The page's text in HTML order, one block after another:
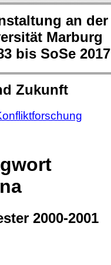
an der
Marburg
bis SoSe 2017
Zukunft
2000-2001